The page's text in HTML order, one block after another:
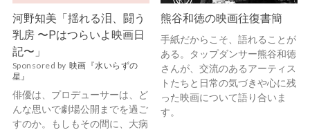
河野知美「揺れる泪、闘う
乳房 〜Pはつらいよ映画日
記〜」
Sponsored by 映画『水いらずの
星』
俳優は、プロデューサーは、ど
んな思いで劇場公開までを過ご
すのか。もしもその間に、大病
熊谷和徳の映画往復書簡
手紙だからこそ、語れることが
ある。タップダンサー熊谷和徳
さんが、交流のあるアーティス
トたちと日常の気づきや心に残
った映画について語り合いま
す。